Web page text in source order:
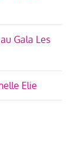
Gala Les
Elie